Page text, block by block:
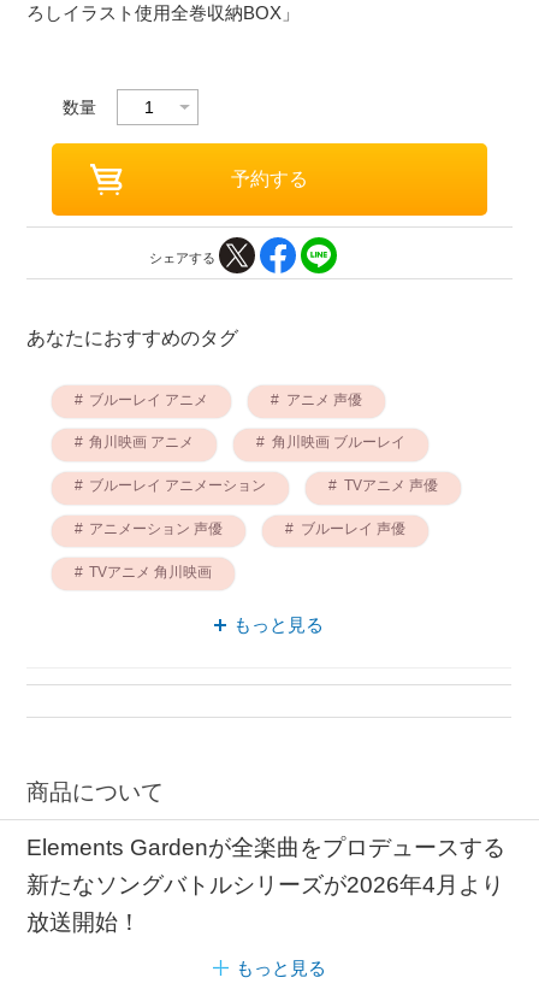
ろしイラスト使用全巻収納BOX」
数量
シェアする
あなたにおすすめのタグ
ブルーレイ アニメ アニメ 声優
角川映画 アニメ 角川映画 ブルーレイ
ブルーレイ アニメーション TVアニメ 声優
アニメーション 声優 ブルーレイ 声優
TVアニメ 角川映画
アニメーション 角川映画
もっと見る
商品について
Elements Gardenが全楽曲をプロデュースする
新たなソングバトルシリーズが2026年4月より
放送開始！
もっと見る